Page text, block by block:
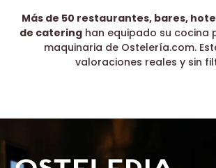
Más de 50 restaurantes, bares,
de cateringhan equipado su cocina
maquinaria de Ostelería.com.
valoraciones reales y sin